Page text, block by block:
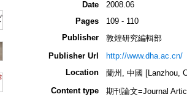
Date
2008.06
Pages
109 - 110
Publisher
敦煌研究編輯部
Publisher Url
http://www.dha.ac.cn/
Location
蘭州, 中國 [Lanzhou,
Content type
期刊論文=Journal